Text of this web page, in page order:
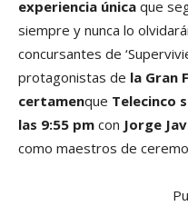
experiencia única que
siempre y nunca lo
concursantes de
protagonistas de la Gran
certamenque Telecinco
las 9:55 pm con Jorge
como maestros de